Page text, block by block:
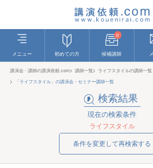
メニュー 初めての方
0
候補講師
講演会・講師の講演依頼.com 講師一覧
ライフスタイルの講師一覧
「ライフスタイル」の講演会・セミナー講師一覧
検索結果
現在の検索条件
ライフスタイル
条件を変更して再検索する